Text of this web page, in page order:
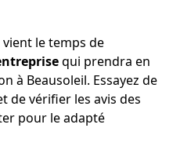
le temps de
qui prendra en
à Beausoleil. Essayez de
de vérifier les avis des
pour le adapté